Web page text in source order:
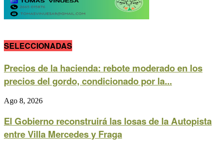
SELECCIONADAS
Precios de la hacienda: rebote moderado en los
precios del gordo, condicionado por la...
Ago 8, 2026
El Gobierno reconstruirá las losas de la Autopista
entre Villa Mercedes y Fraga